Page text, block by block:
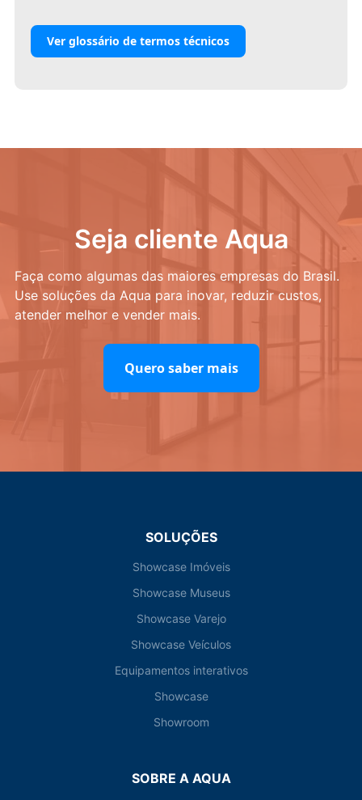
Ver glossário de termos técnicos
Seja cliente Aqua
Faça como algumas das maiores empresas do Brasil.
Use soluções da Aqua para inovar, reduzir custos,
atender melhor e vender mais.
Quero saber mais
SOLUÇÕES
Showcase Imóveis
Showcase Museus
Showcase Varejo
Showcase Veículos
Equipamentos interativos
Showcase
Showroom
SOBRE A AQUA